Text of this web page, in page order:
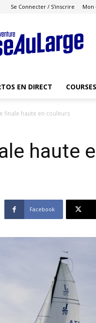
Se Connecter / S'inscrire Mon
Course
au
Large
EN DIRECT COURSES
finale haute en couleurs
haute
Facebook